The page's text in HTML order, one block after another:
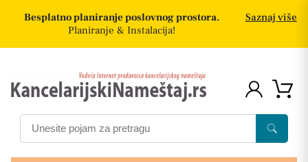
Besplatno planiranje poslovnog prostora.
Planiranje & Instalacija!
Saznaj više